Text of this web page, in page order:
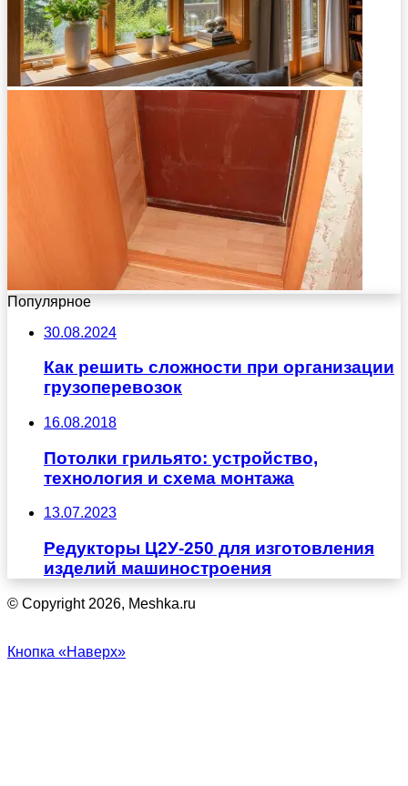
Популярное
30.08.2024
Как решить сложности при организации
грузоперевозок
16.08.2018
Потолки грильято: устройство,
технология и схема монтажа
13.07.2023
Редукторы Ц2У-250 для изготовления
изделий машиностроения
© Copyright 2026, Meshka.ru
Кнопка «Наверх»